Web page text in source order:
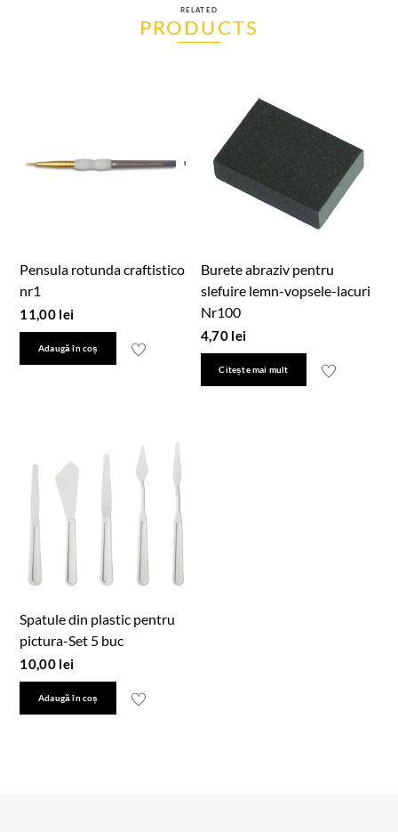
RELATED
PRODUCTS
Pensula rotunda craftistico
nr1
11,00 lei
Adaugă în coș
Burete abraziv pentru
slefuire lemn-vopsele-lacuri
Nr100
4,70 lei
Citește mai mult
Spatule din plastic pentru
pictura-Set 5 buc
10,00 lei
Adaugă în coș